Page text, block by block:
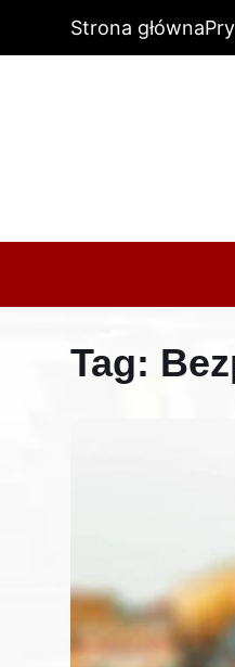
Strona główna
Tag: